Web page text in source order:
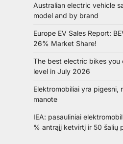
Australian electric vehicle
model and by brand
Europe EV Sales Report:
26% Market Share!
The best electric bikes
level in July 2026
Elektromobiliai yra pigesni,
manote
IEA: pasauliniai
% antrąjį ketvirtį ir 50 šalių